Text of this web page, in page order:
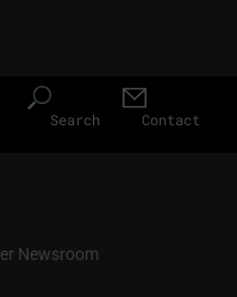
Search Contact
Newsroom